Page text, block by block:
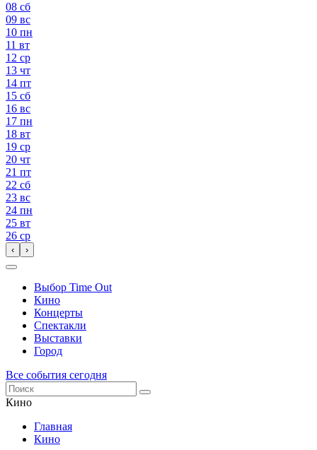
08 сб
09 вс
10 пн
11 вт
12 ср
13 чт
14 пт
15 сб
16 вс
17 пн
18 вт
19 ср
20 чт
21 пт
22 сб
23 вс
24 пн
25 вт
26 ср
‹ ›
Выбор Time Out
Кино
Концерты
Спектакли
Выставки
Город
Все события сегодня
Кино
Главная
Кино